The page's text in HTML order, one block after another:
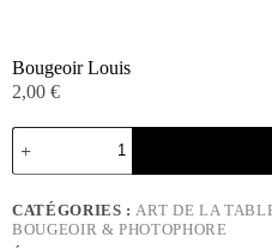
Bougeoir Louis
2,00 €
quantité
de
Bougeoir
CATÉGORIES : ART DE LA
BOUGEOIR & PHOTOPHORE